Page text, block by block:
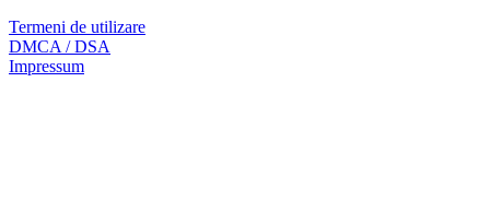
Termeni de utilizare
DMCA / DSA
Impressum